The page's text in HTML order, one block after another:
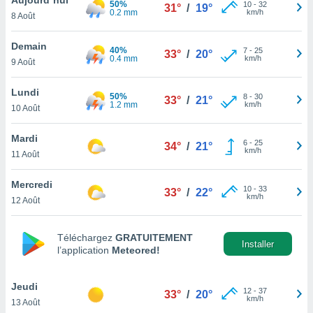
et
»,
au
vous
qu'ils
ou
le
ainsi
un
la
du
8 Août
50%
0.2 mm
31° / 19° 10- 32
km/h
Demain
9 Août
40%
0.4 mm
33° / 20° 7- 25
km/h
Lundi
10 Août
50%
1.2 mm
33° / 21° 8- 30
km/h
Mardi
11 Août
34° / 21° 6- 25
km/h
Mercredi
12 Août
33° / 22° 10- 33
km/h
Téléchargez GRATUITEMENT
l’application Meteored!
Installer
Jeudi
13 Août
33° / 20° 12- 37
km/h